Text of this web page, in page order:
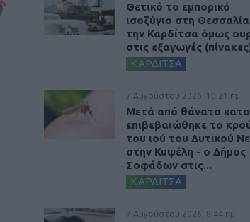
Θετικό το εμπορικό
ισοζύγιο στη
την Καρδίτσα όμως
στις εξαγωγές
ΚΑΡΔΙΤΣΑ
7 Αυγούστου 2026, 10:21 πμ
Μετά από θάνατο
επιβεβαιώθηκε το
του ιού του Δυτικού
στην Κυψέλη - ο Δήμος
Σοφάδων στις...
ΚΑΡΔΙΤΣΑ
7 Αυγούστου 2026, 8:44 πμ